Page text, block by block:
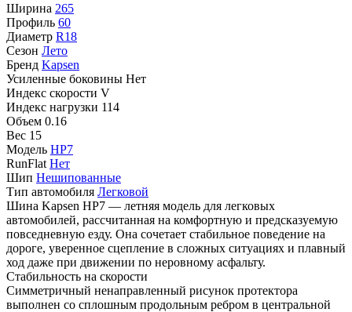
Ширина 265
Профиль 60
Диаметр R18
Сезон Лето
Бренд Kapsen
Усиленные боковины Нет
Индекс скорости V
Индекс нагрузки 114
Объем 0.16
Вес 15
Модель HP7
RunFlat Нет
Шип Нешипованные
Тип автомобиля Легковой
Шина Kapsen HP7 — летняя модель для легковых
автомобилей, рассчитанная на комфортную и предсказуемую
повседневную езду. Она сочетает стабильное поведение на
дороге, уверенное сцепление в сложных ситуациях и плавный
ход даже при движении по неровному асфальту.
Стабильность на скорости
Симметричный ненаправленный рисунок протектора
выполнен со сплошным продольным ребром в центральной